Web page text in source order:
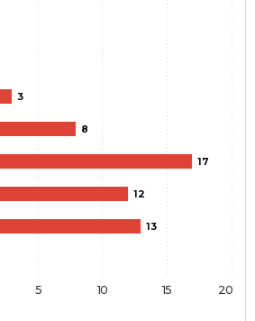
3
8
17
12
13
5 10 15 20